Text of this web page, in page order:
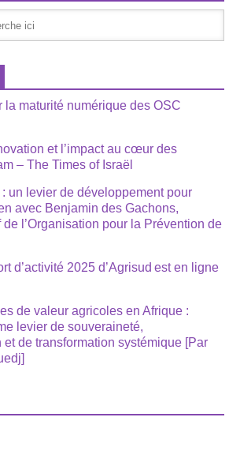
la maturité numérique des OSC
et l’impact au cœur des
– The Times of Israël
un levier de développement pour
avec Benjamin des Gachons,
l’Organisation pour la Prévention de
d’activité 2025 d’Agrisud est en ligne
de valeur agricoles en Afrique :
levier de souveraineté,
et de transformation systémique [Par